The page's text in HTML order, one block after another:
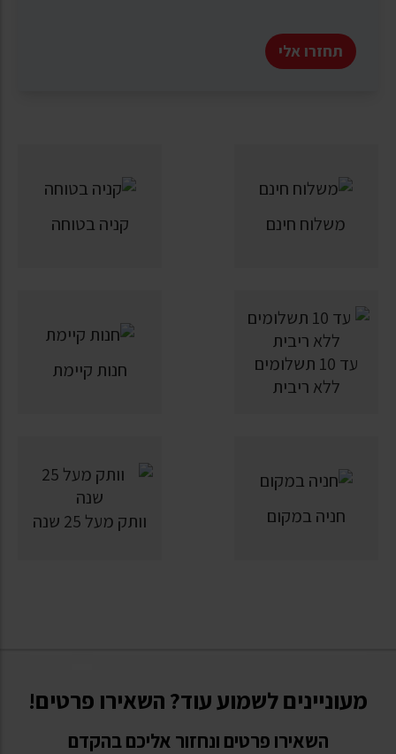
תחזרו אלי
משלוח חינם קניה בטוחה
עד 10 תשלומים
ללא ריבית
חנות קיימת
חניה במקום וותק מעל 25 שנה
מעוניינים לשמוע עוד? השאירו פרטים!
השאירו פרטים ונחזור אליכם בהקדם